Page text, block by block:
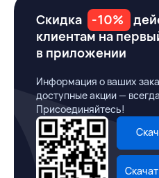
Скидка -10%
клиентам на
в приложении
Информация о ваших
доступные акции —
Присоединяйтесь!